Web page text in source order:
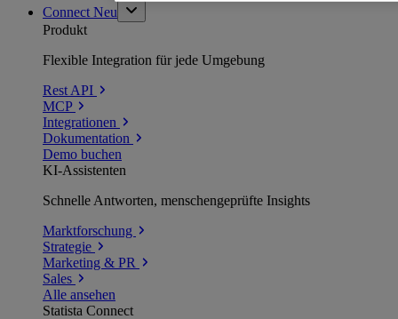
Connect Neu
Produkt
Flexible Integration für jede Umgebung
Rest API
MCP
Integrationen
Dokumentation
Demo buchen
KI-Assistenten
Schnelle Antworten, menschengeprüfte Insights
Marktforschung
Strategie
Marketing & PR
Sales
Alle ansehen
Statista Connect